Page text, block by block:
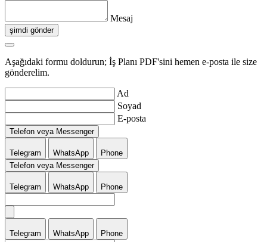
Mesaj
şimdi gönder
Aşağıdaki formu doldurun; İş Planı PDF'sini hemen e-posta ile size
gönderelim.
Ad
Soyad
E-posta
Telefon veya Messenger
Telegram WhatsApp
Phone
Telefon veya Messenger
Telegram WhatsApp Phone
Telegram WhatsApp Phone